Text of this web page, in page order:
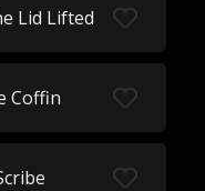
Lid Lifted
Coffin